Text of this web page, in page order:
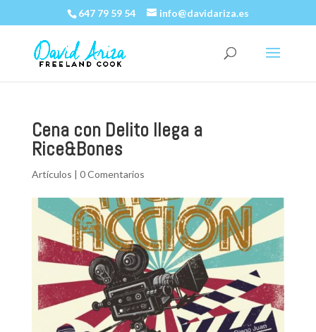
647 79 59 54 info@davidariza.es
Cena con Delito llega a
Rice&Bones
Artículos | 0 Comentarios